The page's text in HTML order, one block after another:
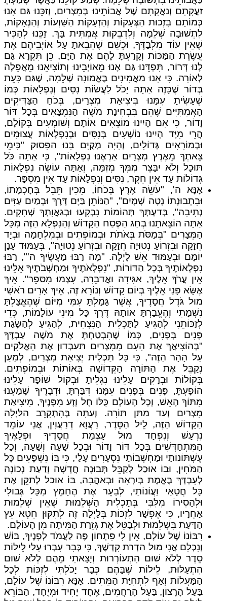
זַעֲקָתָם וְנַאֲקָתָם שֶׁל אֲבוֹתֵינוּ בְּמִצְרַיִם, וְזַכֵּנוּ גַּם אָנוּ
כְּמוֹתָם בִּזְכוּת הַצְּעָקוֹת וְהַזְעָקוֹת הַשַּׁוְעוֹת וְהַנְּאָקוֹת,
לִתְשׁוּבָה שְׁלֵמָה וְלִדְבֵקוּת אֲמִתִּית בָּךְ. זַכֵּנוּ לְהַכִּיר
שֶׁאֵין עוֹד מִלְבַדֶּךָ, וּכְשֵׁם שֶׁהֵבֵאתָ עַל אוֹיְבֵיהֶם אֶת
עֲשֶׂרֶת הַמַּכּוֹת וְקָרַעְתָּ לָהֶם אֶת הַיָּם, כֵּן תִּקְרָא גַּם
לָנוּ דְּרוֹר, תִּפְדֵּנוּ גַּם אָנוּ מֵאוֹיְבֵינוּ וְתוֹצִיאֵנוּ מֵאֲפֵלָה
לְאוֹרָה. כִּי אָנוּ מַאֲמִינִים בֶּאֱמוּנָה שְׁלֵמָה, שֶׁגַּם כָּעֵת
בְּדוֹר שֶׁכָּזֶה אַתָּה יָכֹל לַעֲשׂוֹת נִסִּים וְנִפְלָאוֹת כְּמוֹ
שֶׁעָשִׂיתָ עִמָּנוּ בִּיצִיאַת מִצְרַיִם, בְּכֹחַ הַצַּדִּיקִים
הָאֲמִתִּיִּים שֶׁהֵם בִּבְחִינַת מֹשֶׁה הַנִּמְצָאִים בְּכָל דּוֹר
וָדוֹר, כִּי אִם הָיִינוּ מוֹצְאִים אוֹתָם וְשׁוֹמְעִים בְּקוֹלָם,
הֲרֵי מִיָּד הָיִינוּ נוֹשָׁעִים בְּנִסִּים וּבְנִפְלָאוֹת עֲצוּמִים
וּבְמוֹרָאִים גְּדוֹלִים, וְהָיָה מְקֻיָּם בָּנוּ הַפָּסוּק "כִּימֵי
צֵאתְךָ מֵאֶרֶץ מִצְרָיִם אַרְאֶנּוּ נִפְלָאוֹת", כִּי אַתָּה כֹּל
תּוּכָל וְלֹא יִבָּצֵר מִמְּךָ מְזִמָּה, וְאַתָּה עוֹשֶׂה נִפְלָאוֹת
גְּדוֹלוֹת עַד אֵין חֵקֶר, נִסִּים וְנִפְלָאוֹת עַד אֵין מִסְפָּר.
אָנָּא ה', "עֹשֵׂה אֶרֶץ בְּכֹחוֹ, מֵכִין תֵּבֵל בְּחָכְמָתוֹ,
וּבִתְבוּנָתוֹ נָטָה שָׁמָיִם", "הַנּוֹתֵן בַּיָּם דָּרֶךְ וּבְמַיִם עַזִּים
נְתִיבָה", בְּדַעְתְּךָ תְּהוֹמוֹת נִבְקָעוּ וּבְגַאֲוָתְךָ שְׁחָקִים.
אַתָּה הוֹצֵאתָנוּ בְּחַג הַפֶּסַח הַקָּדוֹשׁ וְהַנִּפְלָא הַזֶּה מִכָּל
הַמְּצָרִים "בְּמַסֹּת בְּאֹתֹת וּבְמוֹפְתִים וּבְמִלְחָמָה וּבְיָד
חֲזָקָה וּבִזְרוֹעַ נְטוּיָה חֲזָקָה וּבִזְרוֹעַ נְטוּיָה", בְּעַמּוּד עָנָן
יוֹמָם וּבְעַמּוּד אֵשׁ לָיְלָה. "מָה רַבּוּ מַעֲשֶׂיךָ ה'", רַבּוּ
נִפְלְאוֹתֶיךָ בְּכָל הַדּוֹרוֹת, "נִפְלְאֹתֶיךָ וּמַחְשְׁבֹתֶיךָ אֵלֵינוּ
אֵין עֲרֹךְ אֵלֶיךָ, אַגִּידָה וַאֲדַבֵּרָה, עָצְמוּ מִסַּפֵּר". אֵיךְ
אֶשָּׂא פָּנַי אֵלֶיךָ בְּיוֹם קָדוֹשׁ וְנוֹרָא זֶה, אֵיךְ אָרִים רֹאשִׁי
מוּל גֹּדֶל חֲסָדֶיךָ, אֲשֶׁר גָּמַלְתָּ עִמִּי מִיּוֹם שֶׁהֶאֱצַלְתָּ
נִשְׁמָתִי וְהֶעֱבַרְתָּ אוֹתָהּ דֶּרֶךְ כָּל מִינֵי עוֹלָמוֹת, כְּדֵי
לְזַכּוֹתֵנִי לְהַגִּיעַ לַתַּכְלִית הַנִּצְחִית, לְהַגִּיעַ לְהַשָּׂגַת
פָּנִים בְּפָנִים, כְּמוֹ שֶׁהִבְטַחְתָּ אֶת מֹשֶׁה עַבְדֶּךָ
"בְּהוֹצִיאֲךָ אֶת הָעָם מִמִּצְרַיִם תַּעַבְדוּן אֶת הָאֱלֹקִים
עַל הָהָר הַזֶּה", כִּי כָּל תַּכְלִית יְצִיאַת מִצְרַיִם, לְמַעַן
נְקַבֵּל אֶת הַתּוֹרָה הַקְּדוֹשָׁה בְּאוֹתוֹת וּבְמוֹפְתִים.
בְּקוֹלוֹת וּבְרָקִים עָלֵינוּ נִגְלֵיתָ וּבְקוֹל שׁוֹפָר עָלֵינוּ
הוֹפָעְתָּ, פָּנִים בְּפָנִים עִמָּנוּ דִּבַּרְתָּ, וּדְבָרֶיךָ שָׁמַעְנוּ
מִתּוֹךְ הָאֵשׁ, וְכָל הָעוֹלָם כֻּלּוֹ חָל וְזָע מִפָּנֶיךָ, מִיצִיאַת
מִצְרַיִם וְעַד מַתַּן תּוֹרָה. וְעַתָּה בְּהִתְקָרֵב הַלַּיְלָה
הַקָּדוֹשׁ הַזֶּה, לֵיל הַסֵּדֶר, רַעֲוָא דְרַעֲוִין, אֲנִי עוֹמֵד
נִרְעָשׁ וְנִפְחָד מוּל עָצְמַת חֲסָדֶיךָ וּפְלָאֶיךָ
הַמִּתְחַדְּשִׁים בְּכָל דּוֹר וָדוֹר וּבְכָל שָׁעָה וְשָׁעָה, וְכָל
עֶשְׁתּוֹנוֹתַי וּמַחְשְׁבוֹתַי נִסְעָרִים עָלַי, כִּי בּוֹ נִשְׁפָּעִים כָּל
הַמֹּחִין, וּבוֹ אוּכַל לְקַבֵּל תְּבוּנָה חֲדָשָׁה וְדַעַת נְכוֹנָה
לְעָבְדְּךָ בֶּאֱמֶת בְּיִרְאָה וּבְאַהֲבָה, בּוֹ אוּכַל לְתַקֵּן אֶת
כָּל חֲטָאַי וַעֲוֹנוֹתַי, לְבַעֵר אֶת הֶחָמֵץ מִכָּל גְּבוּלִי
וּלְהָסִירוֹ מִלִּבִּי בְּתַכְלִית הַשְּׁלֵמוּת שֶׁאֵין שְׁלֵמוּת
אַחֲרָיו, כִּי אֶפְשָׁר לִזְכּוֹת בְּלַיְלָה זֶה לְתִקּוּן חֵטְא עֵץ
הַדַּעַת בִּשְׁלֵמוּת וּלְבַטֵּל אֶת גְּזֵרַת הַמִּיתָה מִן הָעוֹלָם.
רִבּוֹנוֹ שֶׁל עוֹלָם, אֵין לִי פִּתְחוֹן פֶּה לַעֲמֹד לְפָנֶיךָ, בּוֹשׁ
וְנִכְלָם אֲנִי מוּל הַדְרַת קָדְשֶׁךָ, כִּי כְּבָר עָבְרוּ עָלַי לֵילוֹת
סֵדֶר לְלֹא שׁוּם הִתְעוֹרְרוּת וְיָצָאתִי מֵהֶם לְלֹא שׁוּם
הִתְעַלּוּת, לֵילוֹת שֶׁבָּהֶם כְּבָר יָכֹלְתִּי לִזְכּוֹת לְכָל
הַמַּעֲלוֹת וְאַף לִתְחִיַּת הַמֵּתִים. אָנָּא רִבּוֹנוֹ שֶׁל עוֹלָם,
בַּעַל הָרָצוֹן, בַּעַל הָרַחֲמִים, אֶחָד יָחִיד וּמְיֻחָד, הַבּוֹרֵא